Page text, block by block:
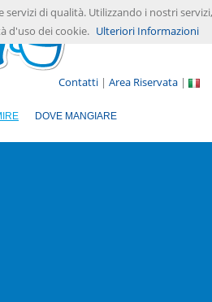
Contatti | Area Riservata |
DOVE MANGIARE
servizi di qualità. Utilizzando i nostri
d'uso dei cookie. Ulteriori Informazioni